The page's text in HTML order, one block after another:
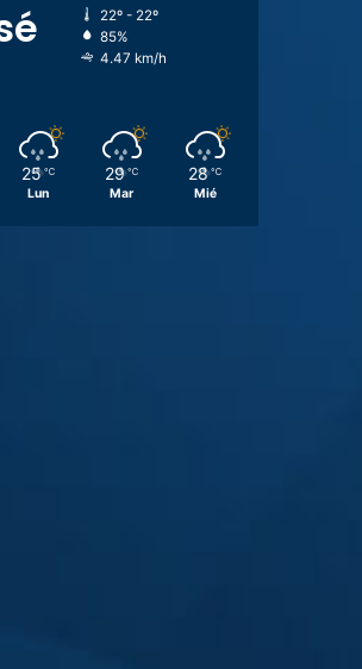
22º - 22º
85%
4.47 km/h
25 ℃
Lun
29 ℃
Mar
28 ℃
Mié